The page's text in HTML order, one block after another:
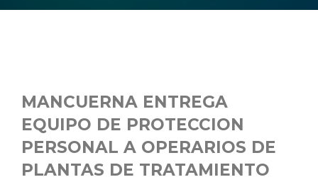
MANCUERNA ENTREGA
EQUIPO DE PROTECCION
PERSONAL A OPERARIOS DE
PLANTAS DE TRATAMIENTO